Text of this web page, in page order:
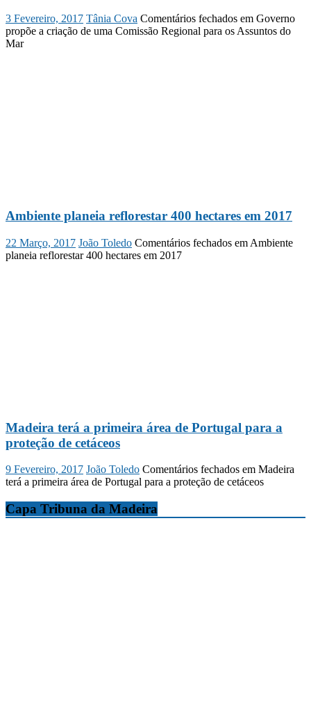
3 Fevereiro, 2017 Tânia Cova Comentários fechados em Governo
propõe a criação de uma Comissão Regional para os Assuntos do
Mar
Ambiente planeia reflorestar 400 hectares em 2017
22 Março, 2017 João Toledo Comentários fechados em Ambiente
planeia reflorestar 400 hectares em 2017
Madeira terá a primeira área de Portugal para a
proteção de cetáceos
9 Fevereiro, 2017 João Toledo Comentários fechados em Madeira
terá a primeira área de Portugal para a proteção de cetáceos
Capa Tribuna da Madeira